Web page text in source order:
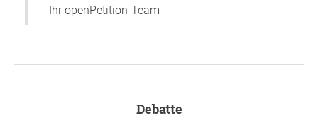
leichter orthopädische Einlagen verwenden. Sie
Situationen oder langen Einsatztagen.
Ihr openPetition-Team
Debatte